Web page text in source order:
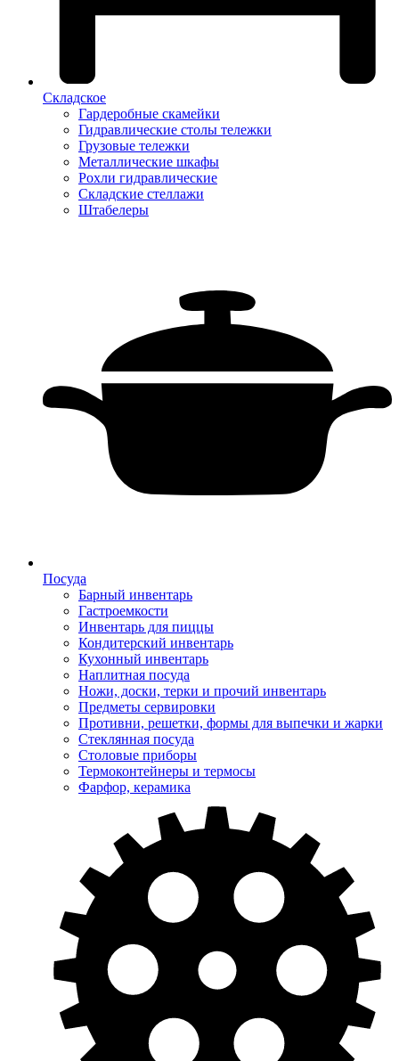
Складское
Гардеробные скамейки
Гидравлические столы тележки
Грузовые тележки
Металлические шкафы
Рохли гидравлические
Складские стеллажи
Штабелеры
Посуда
Барный инвентарь
Гастроемкости
Инвентарь для пиццы
Кондитерский инвентарь
Кухонный инвентарь
Наплитная посуда
Ножи, доски, терки и прочий инвентарь
Предметы сервировки
Противни, решетки, формы для выпечки и жарки
Стеклянная посуда
Столовые приборы
Термоконтейнеры и термосы
Фарфор, керамика